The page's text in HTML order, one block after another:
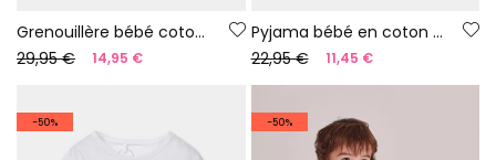
Grenouillère bébé coton vert
29,95 €
14,95 €
Pyjama bébé en coton couleur blanche
22,95 €
11,45 €
-50% -50%